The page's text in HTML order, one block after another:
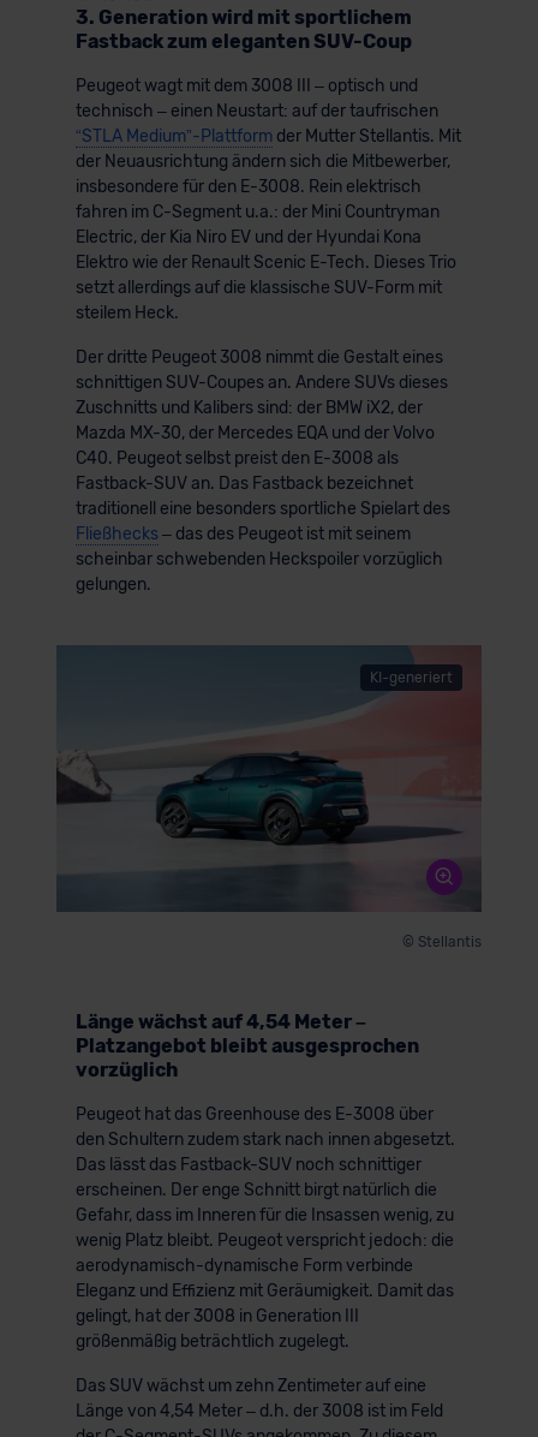
3. Generation wird mit sportlichem
Fastback zum eleganten SUV-Coup
Peugeot wagt mit dem 3008 III – optisch und
technisch – einen Neustart: auf der taufrischen
“STLA Medium”-Plattformder Mutter Stellantis. Mit
der Neuausrichtung ändern sich die Mitbewerber,
insbesondere für den E-3008. Rein elektrisch
fahren im C-Segment u.a.: der Mini Countryman
Electric, der Kia Niro EV und der Hyundai Kona
Elektro wie der Renault Scenic E-Tech. Dieses Trio
setzt allerdings auf die klassische SUV-Form mit
steilem Heck.
Der dritte Peugeot 3008 nimmt die Gestalt eines
schnittigen SUV-Coupes an. Andere SUVs dieses
Zuschnitts und Kalibers sind: der BMW iX2, der
Mazda MX-30, der Mercedes EQA und der Volvo
C40. Peugeot selbst preist den E-3008 als
Fastback-SUV an. Das Fastback bezeichnet
traditionell eine besonders sportliche Spielart des
Fließhecks– das des Peugeot ist mit seinem
scheinbar schwebenden Heckspoiler vorzüglich
gelungen.
KI-generiert
© Stellantis
Länge wächst auf 4,54 Meter –
Platzangebot bleibt ausgesprochen
vorzüglich
Peugeot hat das Greenhouse des E-3008 über
den Schultern zudem stark nach innen abgesetzt.
Das lässt das Fastback-SUV noch schnittiger
erscheinen. Der enge Schnitt birgt natürlich die
Gefahr, dass im Inneren für die Insassen wenig, zu
wenig Platz bleibt. Peugeot verspricht jedoch: die
aerodynamisch-dynamische Form verbinde
Eleganz und Effizienz mit Geräumigkeit. Damit das
gelingt, hat der 3008 in Generation III
größenmäßig beträchtlich zugelegt.
Das SUV wächst um zehn Zentimeter auf eine
Länge von 4,54 Meter – d.h. der 3008 ist im Feld